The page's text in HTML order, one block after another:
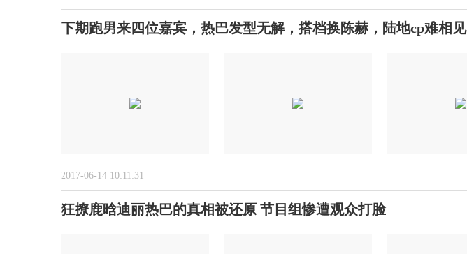
下期跑男来四位嘉宾，热巴发型无解，搭档换陈赫，陆地cp难相见
2017-06-14 10:11:31
狂撩鹿晗迪丽热巴的真相被还原 节目组惨遭观众打脸